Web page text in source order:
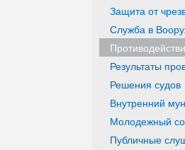
Защита от
Служба в
Результаты
Решения судов
Внутренний
Молодежный
Публичные